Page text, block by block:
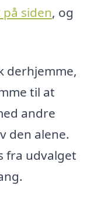
siden, og
derhjemme,
til at
andre
den alene.
fra udvalget